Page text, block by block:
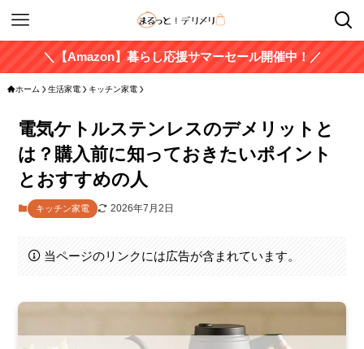
＼【Amazon】暮らし応援サマーセール開催中！／
ホーム 生活家電 キッチン家電
電気ケトルステンレスのデメリットと
は？購入前に知っておきたいポイント
とおすすめの人
キッチン家電 2026年7月2日
当ページのリンクには広告が含まれています。